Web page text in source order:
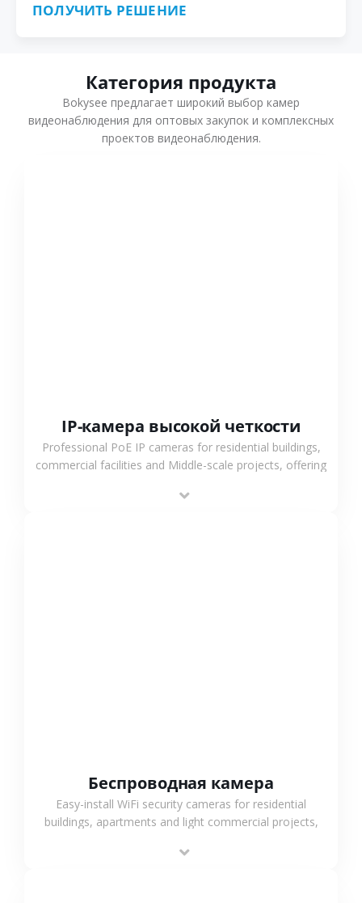
ПОЛУЧИТЬ РЕШЕНИЕ
Категория продукта
Bokysee предлагает широкий выбор камер
видеонаблюдения для оптовых закупок и комплексных
проектов видеонаблюдения.
IP-камера высокой четкости
Professional PoE IP cameras for residential buildings,
commercial facilities and Middle-scale projects, offering
support.
Беспроводная камера
Easy-install WiFi security cameras for residential
buildings, apartments and light commercial projects,
surveillance solutions.